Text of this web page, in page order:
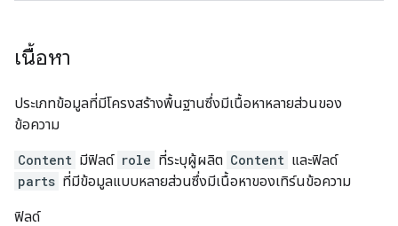
เนื้อหา
ประเภทข้อมูลที่มีโครงสร้างพื้นฐานซึ่งมีเนื้อหาหลายส่วนของ
ข้อความ
Content มีฟิลด์ role ที่ระบุผู้ผลิต Content และฟิลด์
parts ที่มีข้อมูลแบบหลายส่วนซึ่งมีเนื้อหาของเทิร์นข้อความ
ฟิลด์